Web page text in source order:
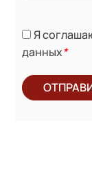
Я
данных*